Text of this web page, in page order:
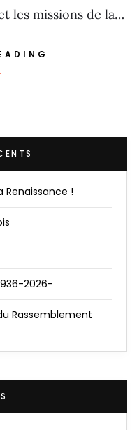
les missions de la…
Renaissance !
2026-
Rassemblement